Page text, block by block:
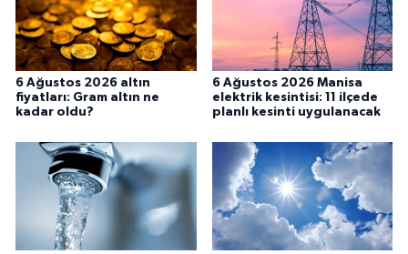
6 Ağustos 2026 altın
fiyatları: Gram altın ne
kadar oldu?
6 Ağustos 2026 Manisa
elektrik kesintisi: 11 ilçede
planlı kesinti uygulanacak